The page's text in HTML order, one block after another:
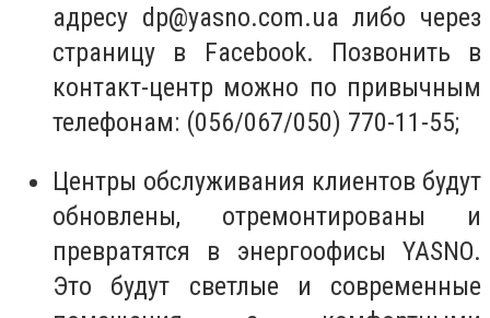
адресу dp@yasno.com.ua либо через
страницу в Facebook. Позвонить в
контакт-центр можно по привычным
телефонам: (056/067/050) 770-11-55;
Центры обслуживания клиентов будут
обновлены, отремонтированы и
превратятся в энергоофисы YASNO.
Это будут светлые и современные